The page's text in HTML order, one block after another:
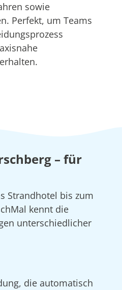
sowie
Perfekt, um Teams
– für
Strandhotel bis zum
kennt die
unterschiedlicher
die automatisch